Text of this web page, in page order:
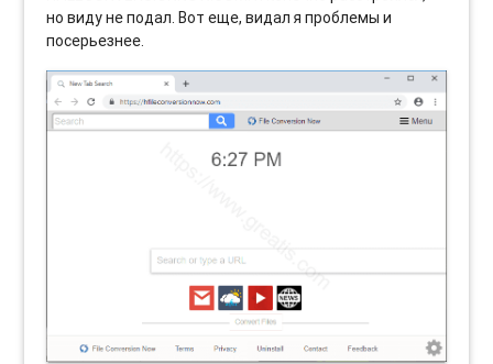
но виду не подал. Вот еще, видал я проблемы и
посерьезнее.